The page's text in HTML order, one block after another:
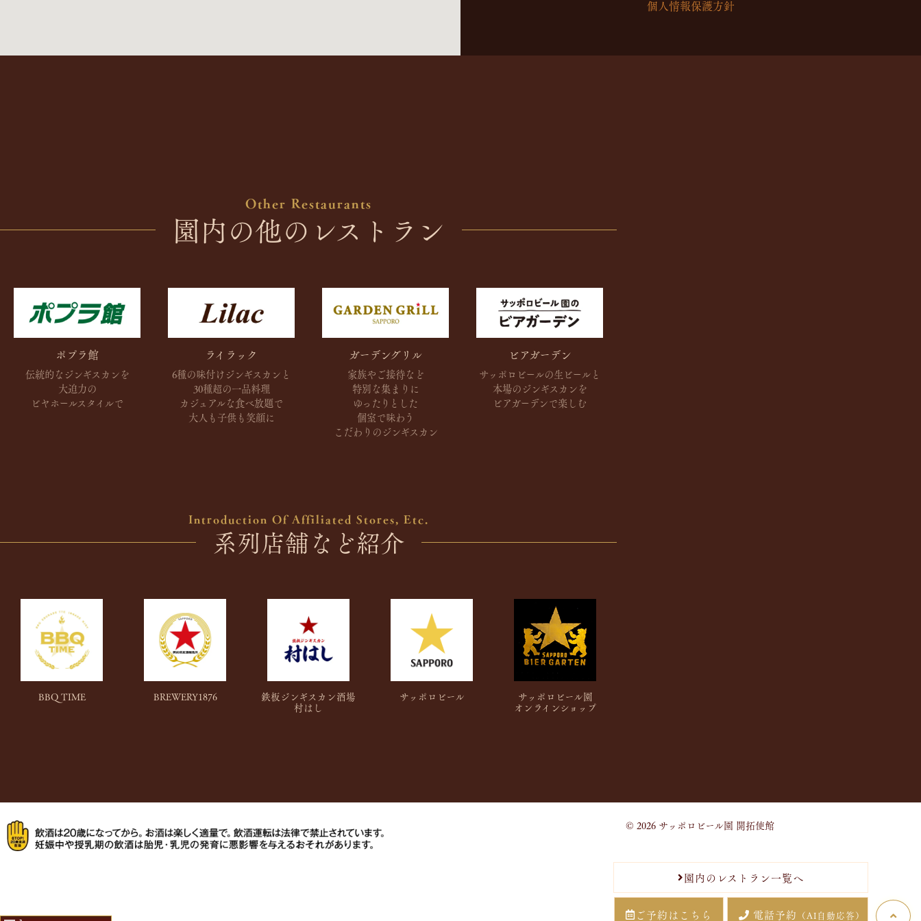
個人情報保護方針
ご予約はこちら 電話予約 （AI自動応答）
園内のレストラン一覧へ
Other Restaurants
園内の他のレストラン
ポプラ館
伝統的なジンギスカンを
大迫力の
ビヤホールスタイルで
ライラック
6種の味付けジンギスカンと
30種超の一品料理
カジュアルな食べ放題で
大人も子供も笑顔に
ガーデングリル
家族やご接待など
特別な集まりに
ゆったりとした
個室で味わう
こだわりのジンギスカン
ビアガーデン
サッポロビールの生ビールと
本場のジンギスカンを
ビアガーデンで楽しむ
Introduction Of Affiliated Stores, Etc.
系列店舗など紹介
BBQ TIME BREWERY1876 鉄板ジンギスカン酒場
村はし
サッポロ ビール サッポロビール園
オンラインショップ
© 2026 サッポロビール園 開拓使館